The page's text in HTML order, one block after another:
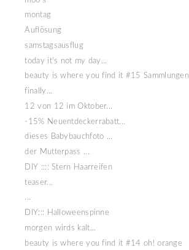
montag
Auflösung
samstagsausflug
today it's not my day...
beauty is where you find it #15 Sammlungen
finally...
12 von 12 im Oktober...
-15% Neuentdeckerrabatt...
dieses Babybauchfoto ...
der Mutterpass ...
DIY :::: Stern Haarreifen
teaser...
...
DIY::: Halloweenspinne
morgen wirds kalt...
beauty is where you find it #14 oh! orange